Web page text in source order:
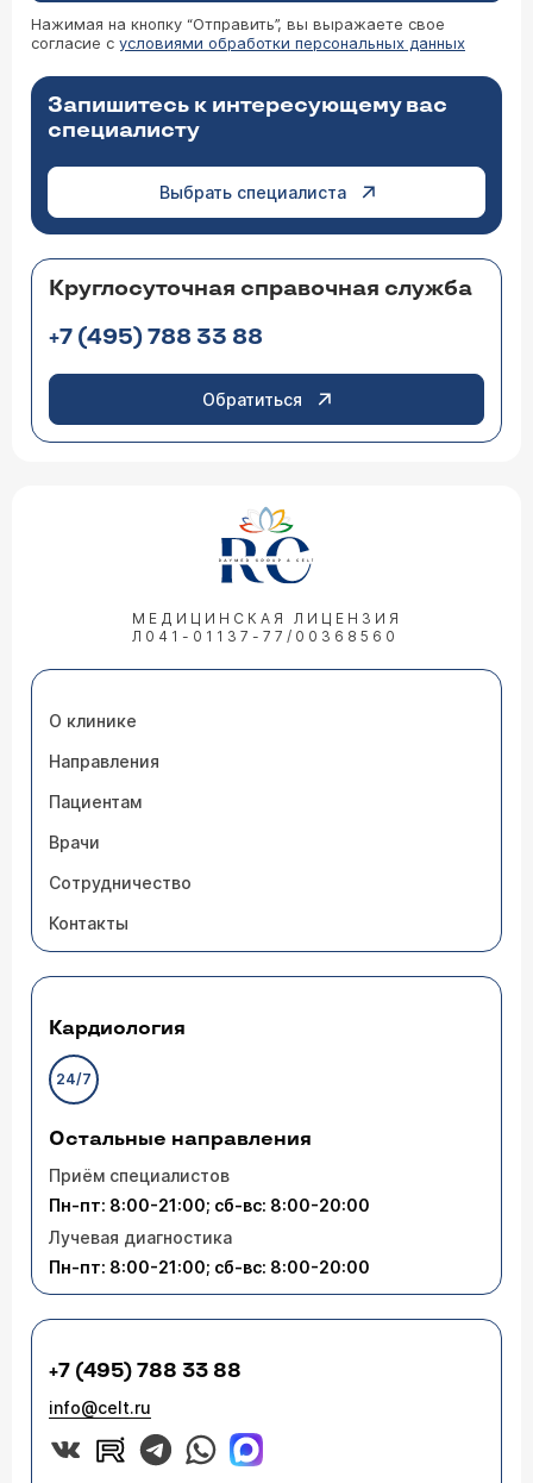
Нажимая на кнопку “Отправить”, вы выражаете свое
согласие с условиями обработки персональных данных
Запишитесь к интересующему вас
специалисту
Выбрать специалиста
Круглосуточная справочная служба
+7 (495) 788 33 88
Обратиться
МЕДИЦИНСКАЯ ЛИЦЕНЗИЯ
Л041-01137-77/00368560
О клинике
Направления
Пациентам
Врачи
Сотрудничество
Контакты
Кардиология
24/7
Остальные направления
Приём специалистов
Пн-пт: 8:00-21:00; сб-вс: 8:00-20:00
Лучевая диагностика
Пн-пт: 8:00-21:00; сб-вс: 8:00-20:00
+7 (495) 788 33 88
info@celt.ru